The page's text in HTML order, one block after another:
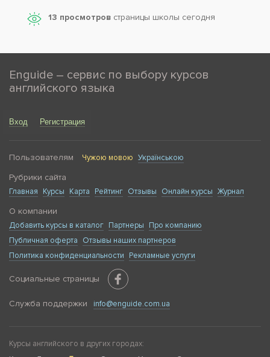
13 просмотров страницы школы сегодня
Enguide – сервис по выбору курсов
английского языка
Вход Регистрация
Пользователям Чужою мовою Українською
Рубрики сайта
Главная Курсы Карта Рейтинг Отзывы Онлайн курсы Журнал
О компании
Добавить курсы в каталог Партнеры
Про компанию
Публичная оферта
Отзывы наших партнеров
Политика конфиденциальности
Рекламные услуги
Социальные страницы
Служба поддержки info@enguide.com.ua
Курсы английского в других городах: